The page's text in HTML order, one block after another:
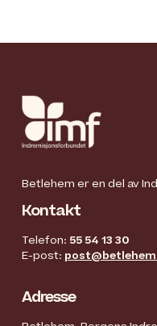
Betlehem er en del av
Kontakt
Telefon: 55 54 13 30
E-post:
Adresse